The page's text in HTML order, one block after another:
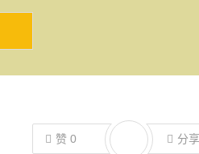
赞0 分享